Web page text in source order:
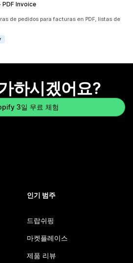
PDF Invoice
de pedidos para facturas en PDF, listas de
하시겠어요?
3일 무료 체험
인기 범주
드랍쉬핑
마켓플레이스
제품 리뷰